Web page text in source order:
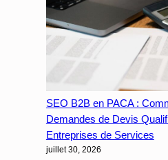
:
SEO B2B en PACA :
Demandes de Devis
Entreprises de Services
juillet 30, 2026